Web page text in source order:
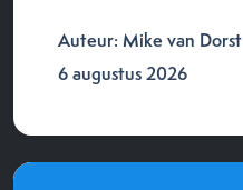
Auteur: Mike van Dorst
6 augustus 2026